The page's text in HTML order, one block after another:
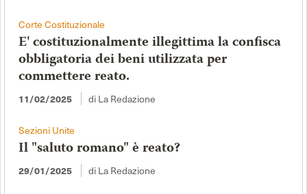
Corte Costituzionale
E' costituzionalmente illegittima la confisca
obbligatoria dei beni utilizzata per
commettere reato.
11/02/2025 di La Redazione
Sezioni Unite
Il "saluto romano" è reato?
29/01/2025 di La Redazione